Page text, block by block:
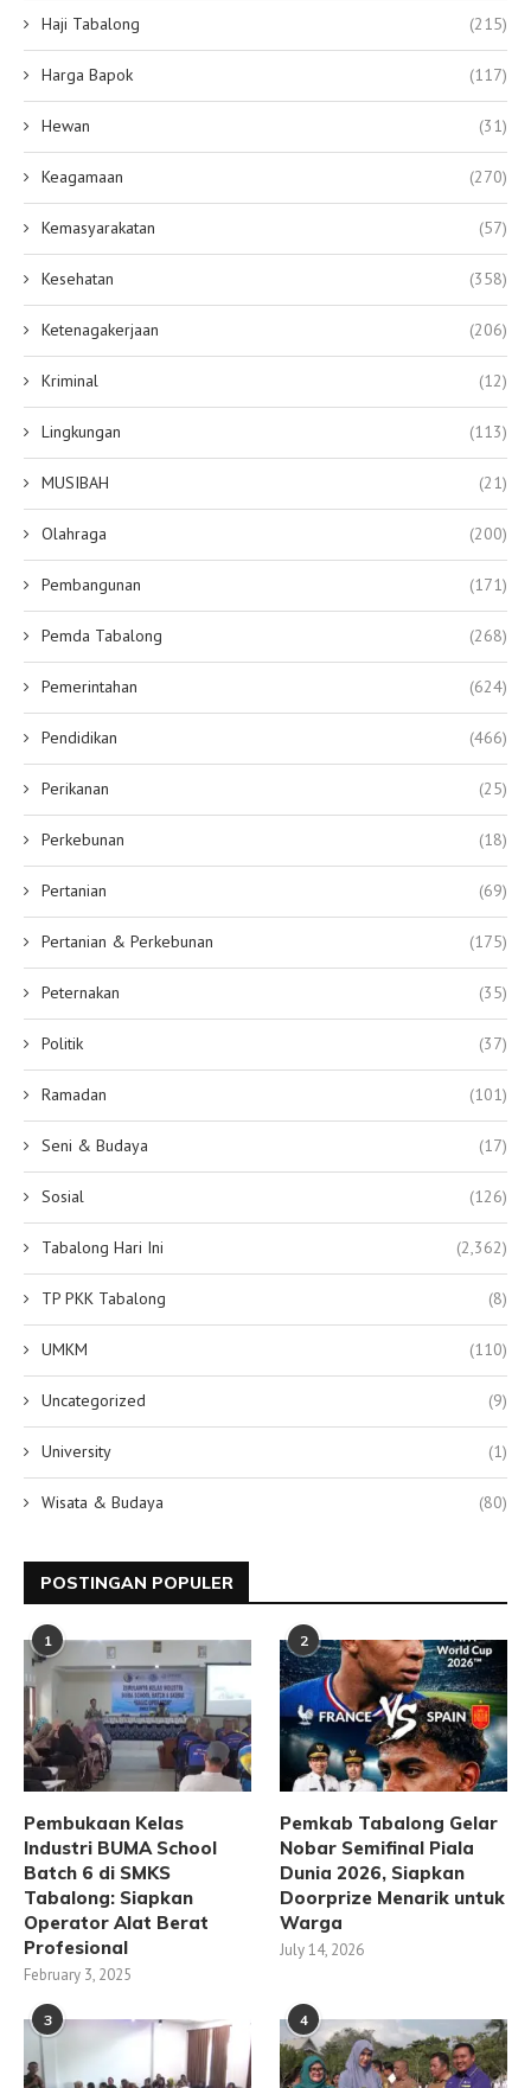
Haji Tabalong (215)
Harga Bapok (117)
Hewan (31)
Keagamaan (270)
Kemasyarakatan (57)
Kesehatan (358)
Ketenagakerjaan (206)
Kriminal (12)
Lingkungan (113)
MUSIBAH (21)
Olahraga (200)
Pembangunan (171)
Pemda Tabalong (268)
Pemerintahan (624)
Pendidikan (466)
Perikanan (25)
Perkebunan (18)
Pertanian (69)
Pertanian & Perkebunan (175)
Peternakan (35)
Politik (37)
Ramadan (101)
Seni & Budaya (17)
Sosial (126)
Tabalong Hari Ini (2,362)
TP PKK Tabalong (8)
UMKM (110)
Uncategorized (9)
University (1)
Wisata & Budaya (80)
POSTINGAN POPULER
1
Pembukaan Kelas
Industri BUMA School
Batch 6 di SMKS
Tabalong: Siapkan
Operator Alat Berat
Profesional
February 3, 2025
2
Pemkab Tabalong Gelar
Nobar Semifinal Piala
Dunia 2026, Siapkan
Doorprize Menarik untuk
Warga
July 14, 2026
3 4